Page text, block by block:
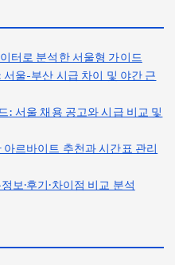
터로 분석한 서울형 가이드
울-부산 시급 차이 및 야간 근
: 서울 채용 공고와 시급 비교 및
르바이트 추천과 시간표 관리
보·후기·차이점 비교 분석